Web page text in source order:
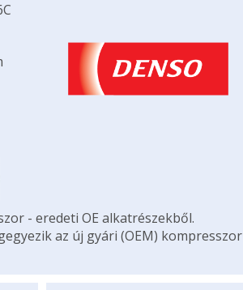
- eredeti OE alkatrészekből.
az új gyári (OEM) kompresszor